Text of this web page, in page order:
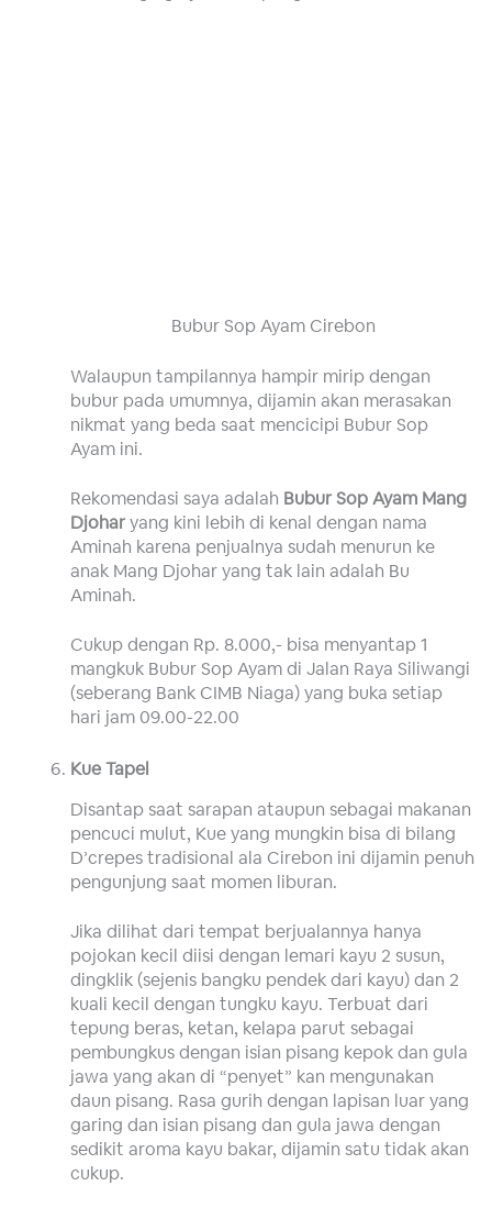
Bubur Sop Ayam Cirebon
Walaupun tampilannya hampir mirip dengan
bubur pada umumnya, dijamin akan merasakan
nikmat yang beda saat mencicipi Bubur Sop
Ayam ini.
Rekomendasi saya adalah Bubur Sop Ayam Mang
Djoharyang kini lebih di kenal dengan nama
Aminah karena penjualnya sudah menurun ke
anak Mang Djohar yang tak lain adalah Bu
Aminah.
Cukup dengan Rp. 8.000,- bisa menyantap 1
mangkuk Bubur Sop Ayam di Jalan Raya Siliwangi
(seberang Bank CIMB Niaga) yang buka setiap
hari jam 09.00-22.00
Kue Tapel
Disantap saat sarapan ataupun sebagai makanan
pencuci mulut, Kue yang mungkin bisa di bilang
D’crepes tradisional ala Cirebon ini dijamin penuh
pengunjung saat momen liburan.
Jika dilihat dari tempat berjualannya hanya
pojokan kecil diisi dengan lemari kayu 2 susun,
dingklik (sejenis bangku pendek dari kayu) dan 2
kuali kecil dengan tungku kayu. Terbuat dari
tepung beras, ketan, kelapa parut sebagai
pembungkus dengan isian pisang kepok dan gula
jawa yang akan di “penyet” kan mengunakan
daun pisang. Rasa gurih dengan lapisan luar yang
garing dan isian pisang dan gula jawa dengan
sedikit aroma kayu bakar, dijamin satu tidak akan
cukup.